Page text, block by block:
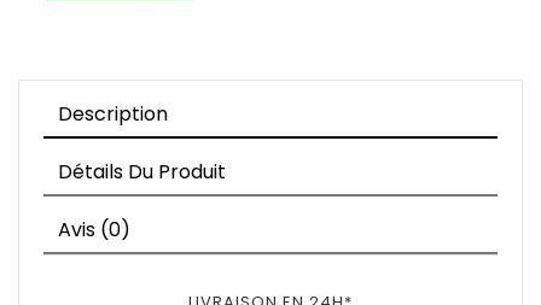
Description
Détails Du Produit
Avis (0)